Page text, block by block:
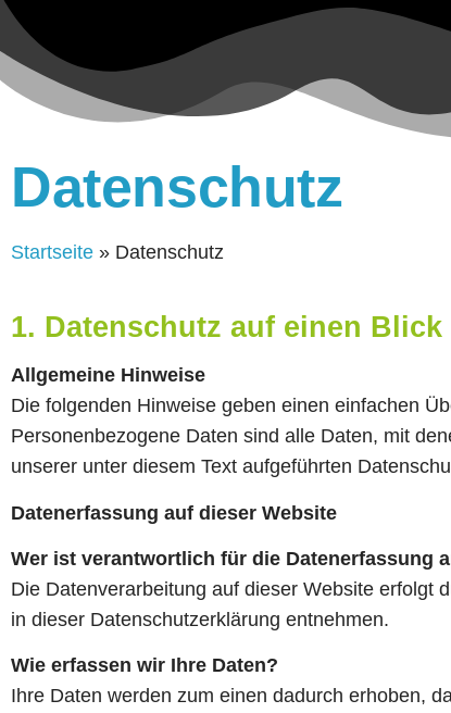
Datenschutz
Startseite » Datenschutz
1. Datenschutz auf einen Blick
Allgemeine Hinweise
Die folgenden Hinweise geben einen einfachen
Personenbezogene Daten sind alle Daten, mit
unserer unter diesem Text aufgeführten
Datenerfassung auf dieser Website
Wer ist verantwortlich für die Datenerfassung
Die Datenverarbeitung auf dieser Website erfolgt
in dieser Datenschutzerklärung entnehmen.
Wie erfassen wir Ihre Daten?
Ihre Daten werden zum einen dadurch erhoben,